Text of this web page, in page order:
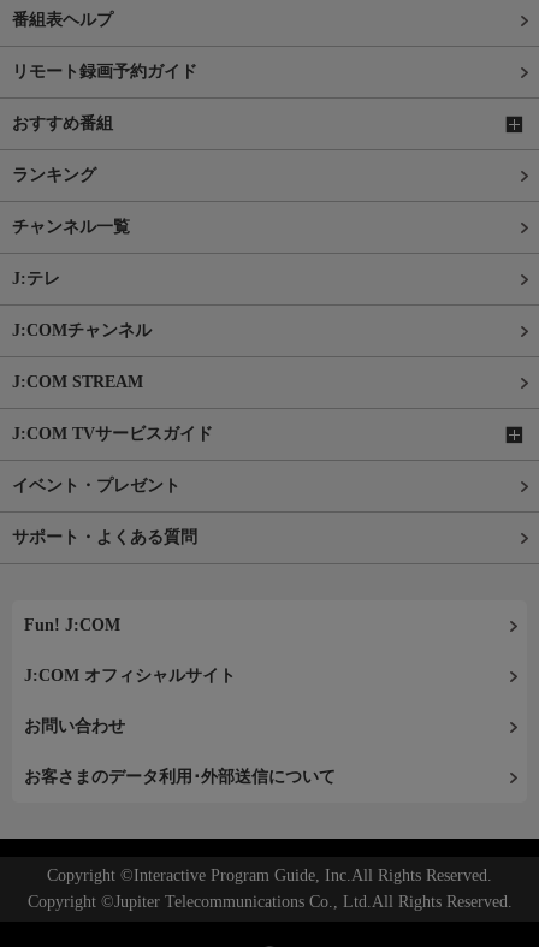
番組表ヘルプ
リモート録画予約ガイド
おすすめ番組
ランキング
チャンネル一覧
J:テレ
J:COMチャンネル
J:COM STREAM
J:COM TVサービスガイド
イベント・プレゼント
サポート・よくある質問
Fun! J:COM
J:COM オフィシャルサイト
お問い合わせ
お客さまのデータ利用･外部送信について
Copyright ©Interactive Program Guide, Inc.All Rights Reserved.
Copyright ©Jupiter Telecommunications Co., Ltd.All Rights Reserved.